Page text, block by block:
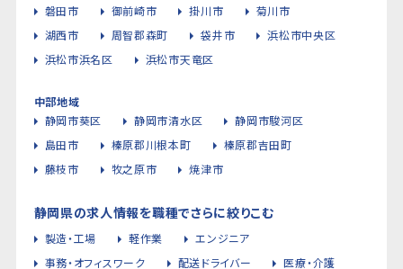
磐田市
御前崎市 掛川市
菊川市
湖西市
周智郡森町 袋井市
浜松市中央区
浜松市浜名区
浜松市天竜区
中部地域
静岡市葵区
静岡市清水区
静岡市駿河区
島田市
榛原郡川根本町
榛原郡吉田町
藤枝市
牧之原市 焼津市
静岡県の求人情報を職種でさらに絞りこむ
製造・工場 軽作業
エンジニア
事務・オフィスワーク
配送ドライバー
医療・介護